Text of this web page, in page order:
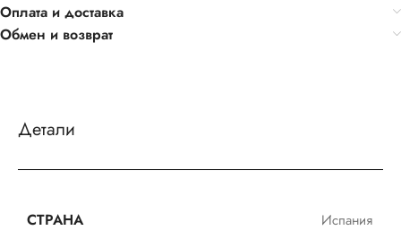
Оплата и доставка
Обмен и возврат
Детали
СТРАНА Испания